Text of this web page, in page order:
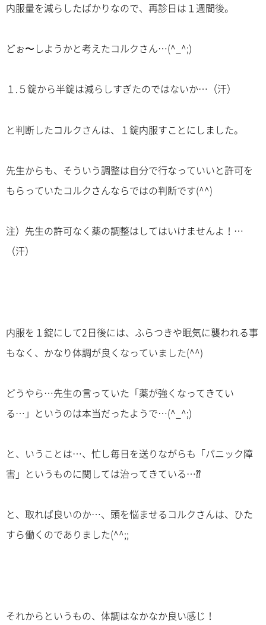
内服量を減らしたばかりなので、再診日は１週間後。
どぉ〜しようかと考えたコルクさん…(^_^;)
１.５錠から半錠は減らしすぎたのではないか…（汗）
と判断したコルクさんは、１錠内服すことにしました。
先生からも、そういう調整は自分で行なっていいと許可を
もらっていたコルクさんならではの判断です(^^)
注）先生の許可なく薬の調整はしてはいけませんよ！…
（汗）
内服を１錠にして2日後には、ふらつきや眠気に襲われる事
もなく、かなり体調が良くなっていました(^^)
どうやら…先生の言っていた「薬が強くなってきてい
る…」というのは本当だったようで…(^_^;)
と、いうことは…、忙し毎日を送りながらも「パニック障
害」というものに関しては治ってきている…⁇
と、取れば良いのか…、頭を悩ませるコルクさんは、ひた
すら働くのでありました(^^;;
それからというもの、体調はなかなか良い感じ！